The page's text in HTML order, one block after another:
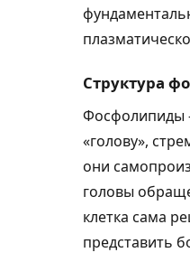
Структура
Фосфолипиды
«голову»,
они
головы
клетка сама
представить